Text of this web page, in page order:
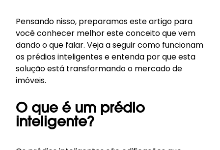
Pensando nisso, preparamos este artigo para
você conhecer melhor este conceito que vem
dando o que falar. Veja a seguir como funcionam
os prédios inteligentes e entenda por que esta
solução está transformando o mercado de
imóveis.
O que é um prédio
inteligente?